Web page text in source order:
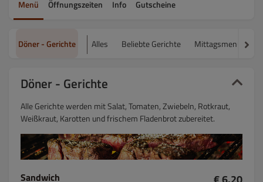
Menü Öffnungszeiten Info Gutscheine
Döner - Gerichte Alles Beliebte Gerichte Mittagsmenü´s
Döner - Gerichte
Alle Gerichte werden mit Salat, Tomaten, Zwiebeln, Rotkraut,
Weißkraut, Karotten und frischem Fladenbrot zubereitet.
Sandwich